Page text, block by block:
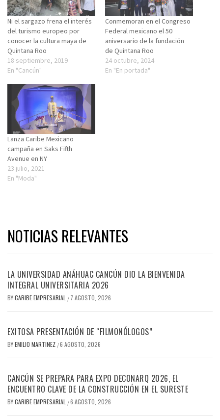
Ni el sargazo frena el interés
del turismo europeo por
conocer la cultura maya de
Quintana Roo
18 septiembre, 2019
En "Cancún"
Conmemoran en el Congreso
Federal mexicano el 50
aniversario de la fundación
de Quintana Roo
24 octubre, 2024
En "En portada"
Lanza Caribe Mexicano
campaña en Saks Fifth
Avenue en NY
23 julio, 2021
En "Moda"
NOTICIAS RELEVANTES
LA UNIVERSIDAD ANÁHUAC CANCÚN DIO LA BIENVENIDA
INTEGRAL UNIVERSITARIA 2026
BYCARIBE EMPRESARIAL / 7 AGOSTO, 2026
EXITOSA PRESENTACIÓN DE “FILMONÓLOGOS”
BYEMILIO MARTINEZ /6 AGOSTO, 2026
CANCÚN SE PREPARA PARA EXPO DECONARQ 2026, EL
ENCUENTRO CLAVE DE LA CONSTRUCCIÓN EN EL SURESTE
BYCARIBE EMPRESARIAL /6 AGOSTO, 2026